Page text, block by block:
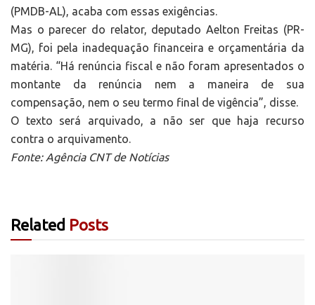
(PMDB-AL), acaba com essas exigências.
Mas o parecer do relator, deputado Aelton Freitas (PR-
MG), foi pela inadequação financeira e orçamentária da
matéria. “Há renúncia fiscal e não foram apresentados o
montante da renúncia nem a maneira de sua
compensação, nem o seu termo final de vigência”, disse.
O texto será arquivado, a não ser que haja recurso
contra o arquivamento.
Fonte: Agência CNT de Notícias
Related Posts